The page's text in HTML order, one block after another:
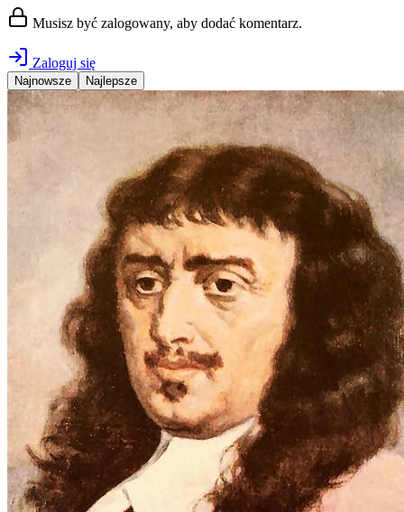
Musisz być zalogowany, aby dodać komentarz.
Zaloguj się
Najnowsze Najlepsze